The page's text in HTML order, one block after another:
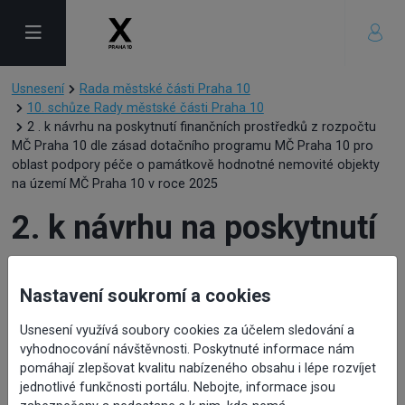
Usnesení
Rada městské části Praha 10
10. schůze Rady městské části Praha 10
2 . k návrhu na poskytnutí finančních prostředků z rozpočtu
MČ Praha 10 dle zásad dotačního programu MČ Praha 10 pro
oblast podpory péče o památkově hodnotné nemovité objekty
na území MČ Praha 10 v roce 2025
2. k návrhu na poskytnutí
finančních prostředků z
rozpočtu MČ Praha 10 dle
zásad dotačního
Nastavení soukromí a cookies
Usnesení využívá soubory cookies za účelem sledování a
vyhodnocování návštěvnosti. Poskytnuté informace nám
pomáhají zlepšovat kvalitu nabízeného obsahu i lépe rozvíjet
jednotlivé funkčnosti portálu. Nebojte, informace jsou